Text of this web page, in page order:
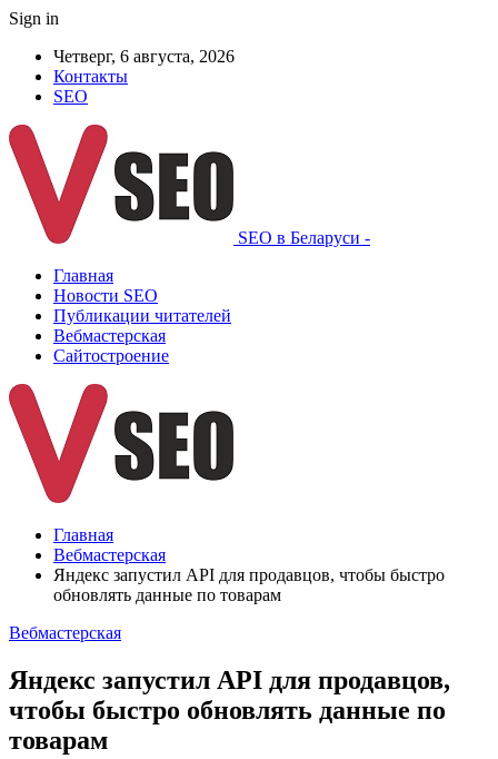
Sign in
Четверг, 6 августа, 2026
Контакты
SEO
SEO в Беларуси -
Главная
Новости SEO
Публикации читателей
Вебмастерская
Сайтостроение
Главная
Вебмастерская
Яндекс запустил API для продавцов, чтобы быстро
обновлять данные по товарам
Вебмастерская
Яндекс запустил API для продавцов,
чтобы быстро обновлять данные по
товарам